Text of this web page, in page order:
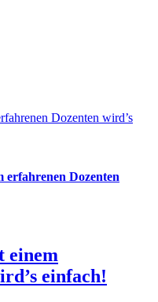
Dozenten wird’s
erfahrenen Dozenten
einem
einfach!